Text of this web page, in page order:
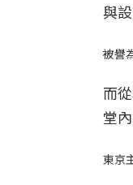
與
被譽
而
堂
東京